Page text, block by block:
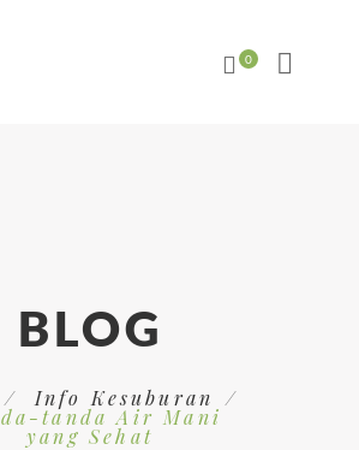
BLOG
Info Kesuburan
tanda Air Mani
yang Sehat